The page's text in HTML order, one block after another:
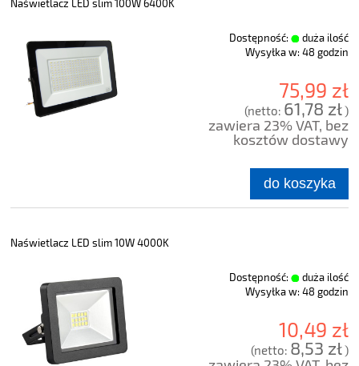
Naświetlacz LED slim 100W 6400K
Dostępność:
duża ilość
Wysyłka w: 48 godzin
75,99 zł
(netto: 61,78 zł)
zawiera 23% VAT, bez
kosztów dostawy
do koszyka
Naświetlacz LED slim 10W 4000K
Dostępność:
duża ilość
Wysyłka w: 48 godzin
10,49 zł
(netto: 8,53 zł)